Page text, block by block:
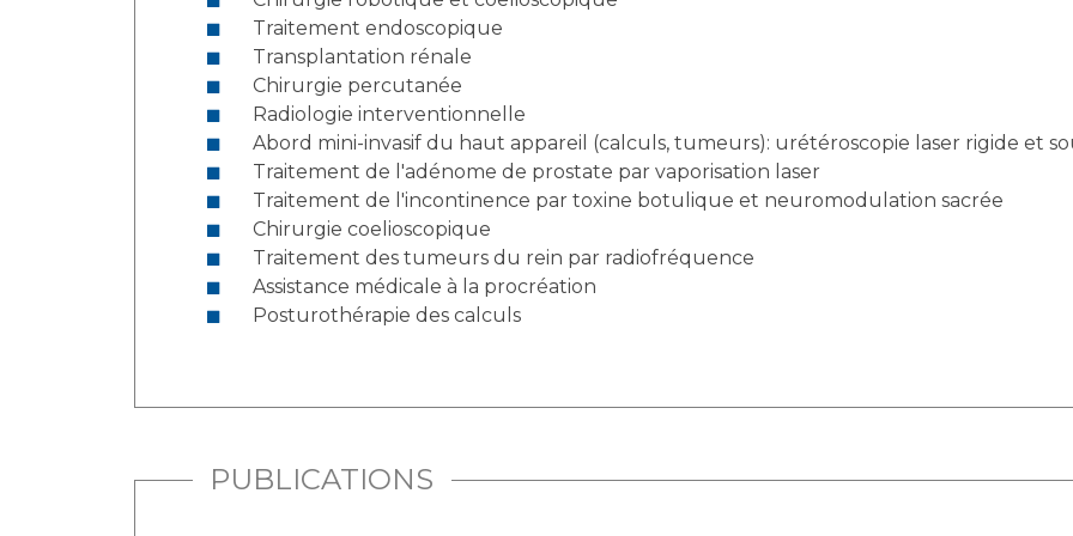
Traitement endoscopique
Transplantation rénale
Chirurgie percutanée
Radiologie interventionnelle
Abord mini-invasif du haut appareil (calculs, tumeurs): urétéroscopie laser rigide et
Traitement de l'adénome de prostate par vaporisation laser
Traitement de l'incontinence par toxine botulique et neuromodulation sacrée
Chirurgie coelioscopique
Traitement des tumeurs du rein par radiofréquence
Assistance médicale à la procréation
Posturothérapie des calculs
PUBLICATIONS